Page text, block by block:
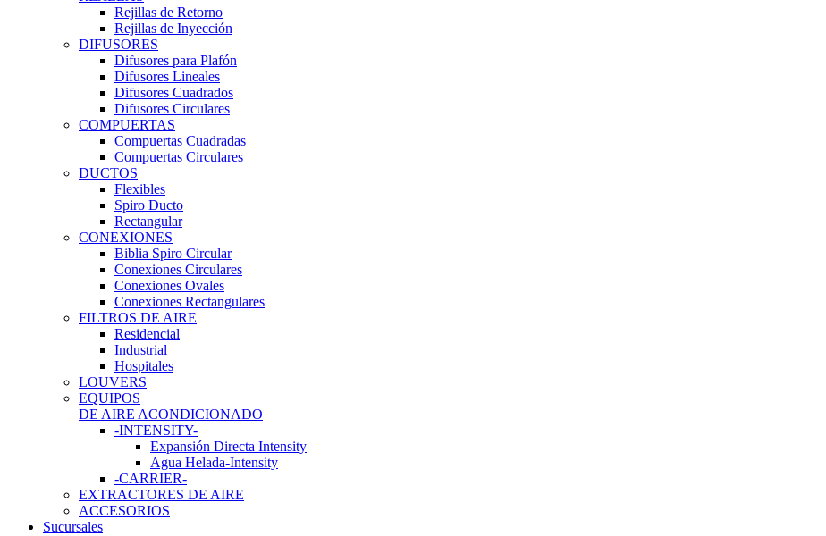
Rejillas de Retorno
Rejillas de Inyección
DIFUSORES
Difusores para Plafón
Difusores Lineales
Difusores Cuadrados
Difusores Circulares
COMPUERTAS
Compuertas Cuadradas
Compuertas Circulares
DUCTOS
Flexibles
Spiro Ducto
Rectangular
CONEXIONES
Biblia Spiro Circular
Conexiones Circulares
Conexiones Ovales
Conexiones Rectangulares
FILTROS DE AIRE
Residencial
Industrial
Hospitales
LOUVERS
EQUIPOS
DE AIRE ACONDICIONADO
-INTENSITY-
Expansión Directa Intensity
Agua Helada-Intensity
-CARRIER-
EXTRACTORES DE AIRE
ACCESORIOS
Sucursales